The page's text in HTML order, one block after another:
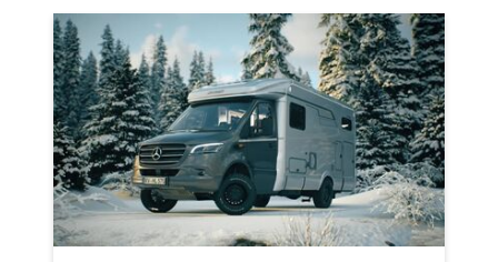
Einar Fylling
Bilmekaniker